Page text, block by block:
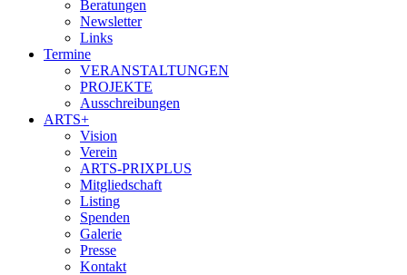
Beratungen
Newsletter
Links
Termine
VERANSTALTUNGEN
PROJEKTE
Ausschreibungen
ARTS+
Vision
Verein
ARTS-PRIXPLUS
Mitgliedschaft
Listing
Spenden
Galerie
Presse
Kontakt